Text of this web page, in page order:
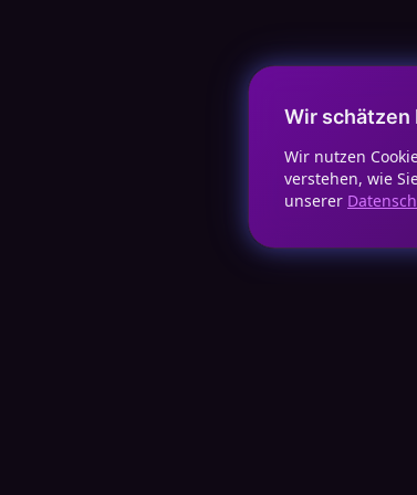
Wir schätzen
Wir nutzen
verstehen, wie
unserer